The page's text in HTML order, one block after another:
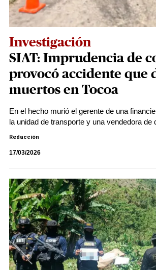
Investigación
SIAT: Imprudencia de
provocó accidente que
muertos en Tocoa
En el hecho murió el gerente de una
la unidad de transporte y una vendedora de
Redacción
17/03/2026